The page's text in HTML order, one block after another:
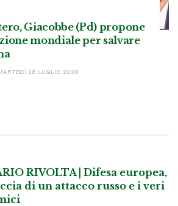
Giacobbe (Pd) propone
mondiale per salvare
28 LUGLIO 2026
RIVOLTA | Difesa europea,
di un attacco russo e i veri